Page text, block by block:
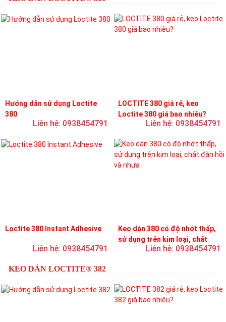
Hướng dẫn sử dụng Loctite
380
Liên hệ: 0938454791
LOCTITE 380 giá rẻ, keo
Loctite 380 giá bao nhiêu?
Liên hệ: 0938454791
Loctite 380 Instant Adhesive
Liên hệ: 0938454791
Keo dán 380 có độ nhớt thấp,
sử dụng trên kim loại, chất
đàn hồi và nhựaLiên hệ: 0938454791
KEO DÁN LOCTITE® 382